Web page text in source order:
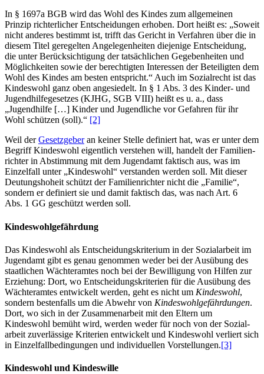
In § 1697a BGB wird das Wohl des Kindes zum allgemeinen
Prinzip richterlicher Entscheidungen erhoben. Dort heißt es: „Soweit
nicht anderes bestimmt ist, trifft das Gericht in Verfahren über die in
diesem Titel geregelten Angelegenheiten diejenige Entscheidung,
die unter Berücksichtigung der tatsächlichen Gegebenheiten und
Möglichkeiten sowie der berechtigten Interessen der Beteiligten dem
Wohl des Kindes am besten entspricht.“ Auch im Sozialrecht ist das
Kindeswohl ganz oben angesiedelt. In § 1 Abs. 3 des Kinder- und
Jugend­hilfe­gesetzes (KJHG, SGB VIII) heißt es u. a., dass
„Jugendhilfe […] Kinder und Jugendliche vor Gefahren für ihr
Wohl schützen (soll).“ [2]
Weil derGesetzgeberan keiner Stelle definiert hat, was er unter dem
Begriff Kindeswohl eigentlich verstehen will, handelt der Familien­
richter in Abstimmung mit dem Jugendamt faktisch aus, was im
Einzelfall unter „Kindeswohl“ verstanden werden soll. Mit dieser
Deutungs­hoheit schützt der Familien­richter nicht die „Familie“,
sondern er definiert sie und damit faktisch das, was nach Art. 6
Abs. 1 GG geschützt werden soll.
Kindes­wohl­gefährdung
Das Kindeswohl als Entscheidungs­kriterium in der Sozial­arbeit im
Jugendamt gibt es genau genommen weder bei der Ausübung des
staatlichen Wächteramtes noch bei der Bewilligung von Hilfen zur
Erziehung: Dort, wo Entscheidungs­kriterien für die Ausübung des
Wächteramtes entwickelt werden, geht es nicht um Kindeswohl,
sondern bestenfalls um die Abwehr von Kindes­wohl­gefährdungen.
Dort, wo sich in der Zusammen­arbeit mit den Eltern um
Kindeswohl bemüht wird, werden weder für noch von der Sozial­
arbeit zuverlässige Kriterien entwickelt und Kindeswohl verliert sich
in Einzel­fall­bedingungen und individuellen Vorstellungen.[3]
Kindeswohl und Kindeswille